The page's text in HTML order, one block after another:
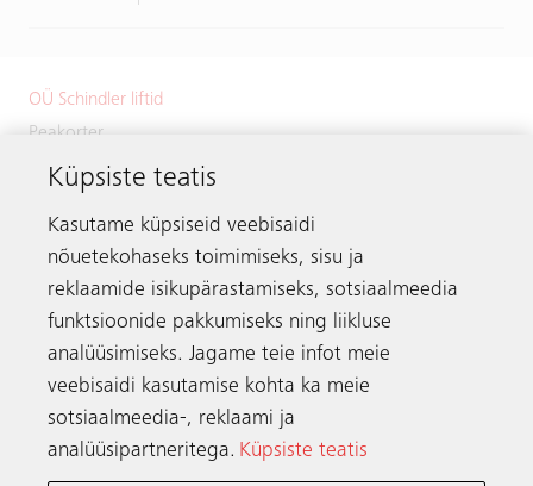
OÜ Schindler liftid
Peakorter
Väike-Paala 1
Estonia
Telefon:+372 601 2222
Ühendust võtma
Küpsiste teatis
Kasutame küpsiseid veebisaidi
nõuetekohaseks toimimiseks, sisu ja
reklaamide isikupärastamiseks, sotsiaalmeedia
funktsioonide pakkumiseks ning liikluse
analüüsimiseks. Jagame teie infot meie
veebisaidi kasutamise kohta ka meie
sotsiaalmeedia-, reklaami ja
analüüsipartneritega. Küpsiste teatis